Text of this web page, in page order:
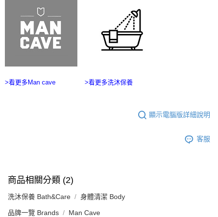
２．關於個人資料處理事宜，請瀏覽以下網址：
https://aftee.tw/terms/#terms3
３．未成年的使用者請事先徵得法定代理人或監護人之同意方可使用
「AFTEE先享後付」，若未經同意申辦者引起之損失，本公司不負相關責
４．使用「AFTEE先享後付」時，將依據個別帳號之用戶狀況，依本公司即
５．嚴禁一人註冊多個帳號或使用他人資訊註冊。若發現惡意使用之情形，
恩沛科技股份有限公司將有權停止該用戶之使用額度並採取法律行動。
>看更多Man cave >看更多洗沐保養
顯示電腦版詳細說明
客服
商品相關分類 (2)
洗沐保養 Bath&Care 身體清潔 Body
品牌一覽 Brands Man Cave